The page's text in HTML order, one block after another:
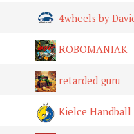
4wheels by
ROBOMANIAK
retarded guru
Kielce Handball